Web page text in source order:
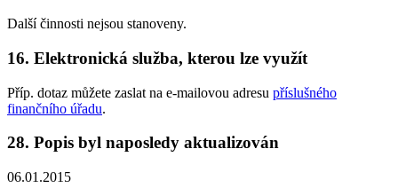
Další činnosti nejsou stanoveny.
16. Elektronická služba, kterou lze využít
Příp. dotaz můžete zaslat na e-mailovou adresu příslušného
finančního úřadu.
28. Popis byl naposledy aktualizován
06.01.2015